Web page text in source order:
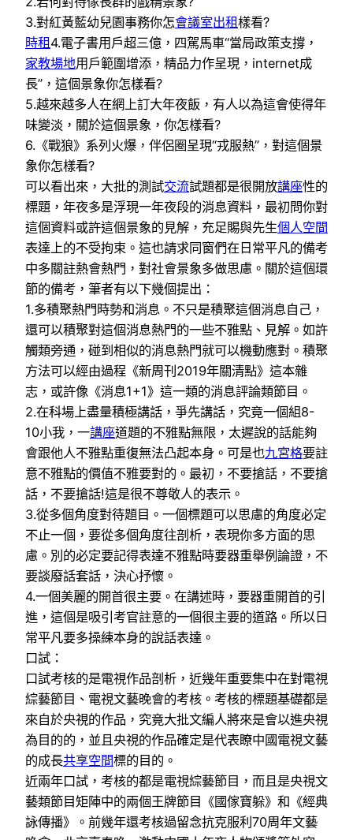
3.對紅黃藍幼兒園事務你怎會議室出租樣看?
時租 4.電子書用戶超三億，四駕馬車“當局政策支撐，
家教場地用戶範圍增添，精品力作呈現，internet成
長”，這個景象你怎樣看?
5.越來越多人在網上訂大年夜飯，有人以為這會使得年
味變淡，關於這個景象，你怎樣看?
6.《戰狼》系列火爆，伴侶圈呈現“戎服熱”，對這個景
象你怎樣看?
可以看出來，大批的測試交流試題都是很開放講座性的
標題，年夜多是浮現一年夜段的消息資料，最初問你對
這個資料或許這個景象的見解，充足賜與先生個人空間
表達上的不受拘束。這也請求同窗們在日常平凡的備考
中多關註熱會熱門，對社會景象多做思慮。關於這個環
節的備考，筆者有以下幾個提出：
1.多積聚熱門時勢和消息。不只是積聚這個消息自己，
還可以積聚對這個消息熱門的一些不雅點、見解。如許
觸類旁通，碰到相似的消息熱門就可以機動應對。積聚
方法可以經由過程《新周刊2019年關清點》這本雜
志，或許像《消息1+1》這一類的消息評論類節目。
2.在科場上盡量積極講話，爭先講話，究竟一個組8-
10小我，一講座道題的不雅點無限，太遲說的話能夠
會跟他人不雅點重復無法凸起本身。可是也九宮格要註
意不雅點的價值不雅要對的。最初，不要搶話，不要搶
話，不要搶話!這是很不尊敬人的表示。
3.從多個角度對待題目。一個標題可以思慮的角度必定
不止一個，要從多個角度往剖析，表現你多方面的思
慮。別的必定要記得表達不雅點時要器重舉例論證，不
要談廢話套話，決心抒懷。
4.一個美麗的開首很主要。在講述時，要器重開首的引
進，這個是吸引考官註意的一個很主要的道路。所以日
常平凡要多操練本身的說話表達。
口試：
口試考核的是電視作品剖析，近幾年重要集中在對電視
綜藝節目、電視文藝晚會的考核。考核的標題基礎都是
來自於央視的作品，究竟大批文編人將來是會以進央視
為目的的，並且央視的作品確定是代表瞭中國電視文藝
的成長共享空間標的目的。
近兩年口試，考核的都是電視綜藝節目，而且是央視文
藝類節目矩陣中的兩個王牌節目《國傢寶躲》和《經典
詠傳播》。前幾年還考核過留念抗克服利70周年文藝